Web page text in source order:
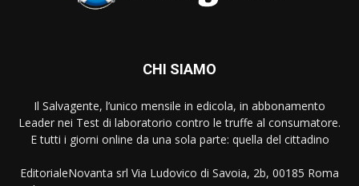
CHI SIAMO
Il Salvagente, l’unico mensile in edicola, in abbonamento
Leader nei Test di laboratorio contro le truffe al consumatore.
E tutti i giorni online da una sola parte: quella del cittadino
EditorialeNovanta srl Via Ludovico di Savoia, 2b, 00185 Roma